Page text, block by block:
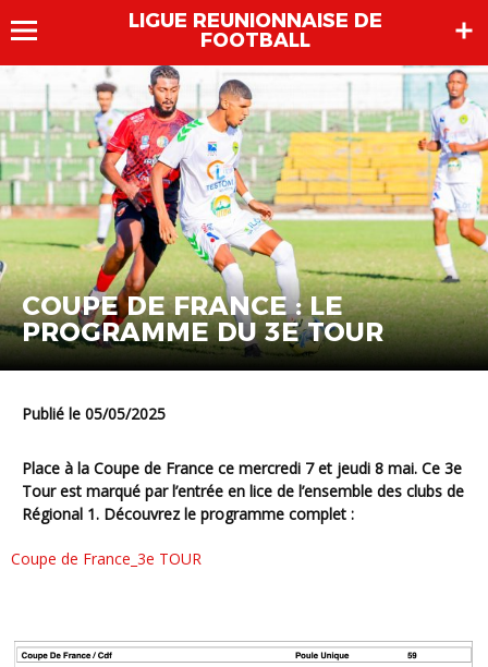
LIGUE REUNIONNAISE DE
FOOTBALL
COUPE DE FRANCE : LE
PROGRAMME DU 3E TOUR
Publié le 05/05/2025
Place à la Coupe de France ce mercredi 7 et jeudi 8 mai. Ce 3e
Tour est marqué par l’entrée en lice de l’ensemble des clubs de
Régional 1. Découvrez le programme complet :
Coupe de France_3e TOUR